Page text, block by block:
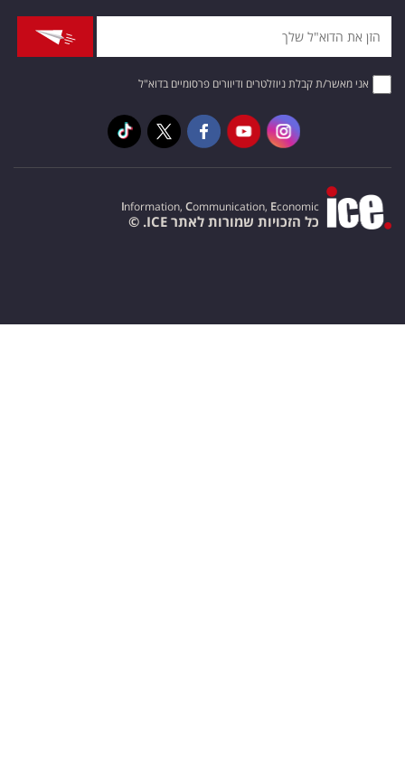
אני מאשר/ת קבלת ניוזלטרים ודיוורים פרסומיים בדוא"ל
Information, Communication, Economic
כל הזכויות שמורות לאתר ICE. ©